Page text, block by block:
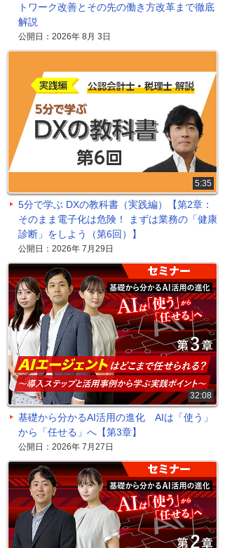
トワーク改善とその先の働き方改革まで徹底
解説
公開日：2026年 8月 3日
5:35
5分で学ぶ DXの教科書（実践編）【第2章：
そのまま電子化は危険！ まずは業務の「健康
診断」をしよう（第6回）】
公開日：2026年 7月29日
32:08
基礎から分かるAI活用の進化 AIは「使う」
から「任せる」へ【第3章】
公開日：2026年 7月27日